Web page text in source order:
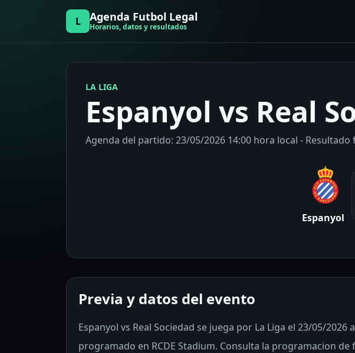
L Agenda Futbol Legal
Horarios, datos y resultados
LA LIGA
Espanyol vs Real
Agenda del partido: 23/05/2026 14:00 hora local - Resultado
Espanyol
Previa y datos del evento
Espanyol vs Real Sociedad se juega por La Liga el 23/05/2026
programado en RCDE Stadium. Consulta la programacion